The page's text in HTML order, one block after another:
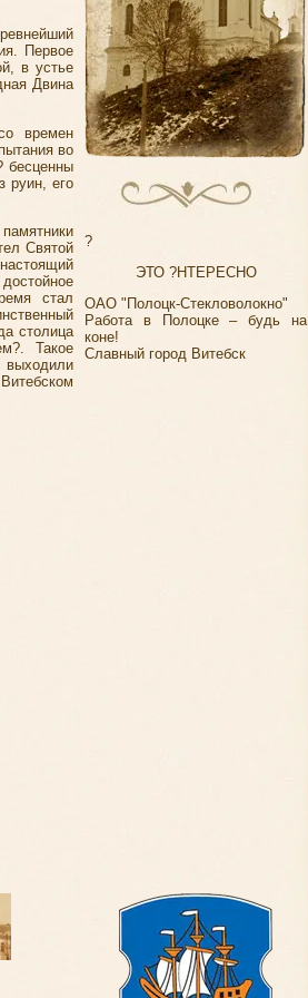
Первое
в устье
Двина
времен
во
бесценны
руин, его
Святой
стал
столица
Такое
выходили
?
ЭТО ?НТЕРЕСНО
ОАО "Полоцк-Стекловолокно"
Работа в Полоцке – будь на
коне!
Славный город Витебск